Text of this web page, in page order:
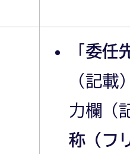
委任
（記載
力欄（
称（フ